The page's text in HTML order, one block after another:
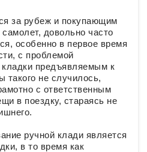
за рубеж и покупающим
довольно часто
особенно в первое время
с проблемой
кладки предъявляемым к
такого не случилось,
с ответственным
в поездку, стараясь не
ручной клади является
в то время как